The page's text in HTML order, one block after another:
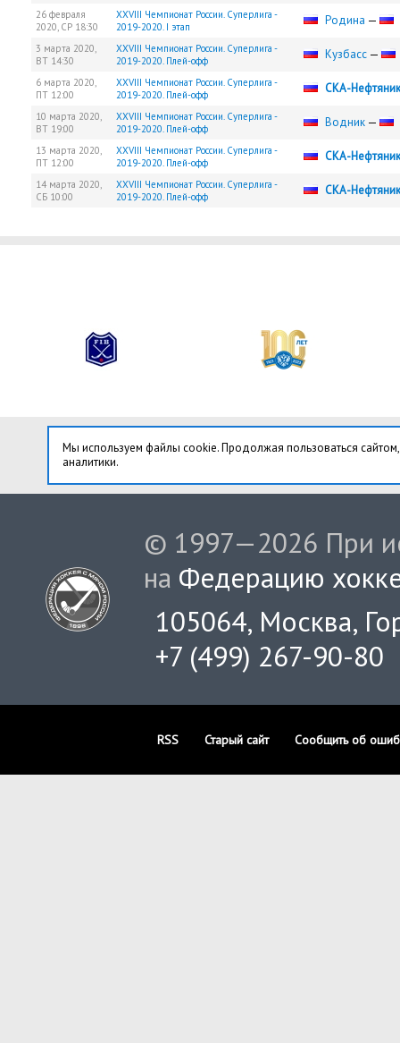
26 февраля
2020, СР 18:30
XXVIII Чемпионат России. Суперлига -
2019-2020. I этап
Родина —
3 марта 2020,
ВТ 14:30
XXVIII Чемпионат России. Суперлига -
2019-2020. Плей-офф
Кузбасс —
6 марта 2020,
ПТ 12:00
XXVIII Чемпионат России. Суперлига -
2019-2020. Плей-офф
СКА-Нефтяник
10 марта 2020,
ВТ 19:00
XXVIII Чемпионат России. Суперлига -
2019-2020. Плей-офф
Водник —
13 марта 2020,
ПТ 12:00
XXVIII Чемпионат России. Суперлига -
2019-2020. Плей-офф
СКА-Нефтяник
14 марта 2020,
СБ 10:00
XXVIII Чемпионат России. Суперлига -
2019-2020. Плей-офф
СКА-Нефтяник
Мы используем файлы cookie. Продолжая пользоваться
аналитики.
© 1997—2026 При
на Федерацию
105064, Москва,
+7 (499) 267-90-80
RSS Старый сайт Сообщить об